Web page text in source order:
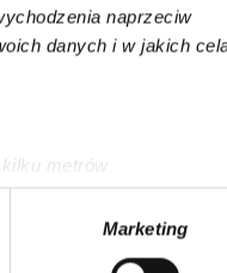
naprzeciw
danych i w jakich
metrów
(fingerprinting, czyli
preferencje wsekcji
Marketing